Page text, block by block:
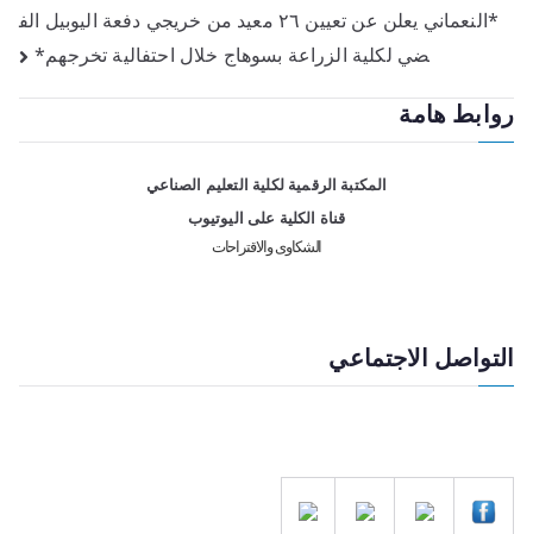
*النعماني يعلن عن تعيين ٢٦ معيد من خريجي دفعة اليوبيل الف
ضي لكلية الزراعة بسوهاج خلال احتفالية تخرجهم*
روابط هامة
المكتبة الرقمية لكلية التعليم الصناعي
قناة الكلية على اليوتيوب
الشكاوى والاقتراحات
التواصل الاجتماعي